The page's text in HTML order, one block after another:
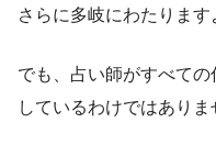
さらに多岐にわたります
でも、占い師がすべて
しているわけではありま